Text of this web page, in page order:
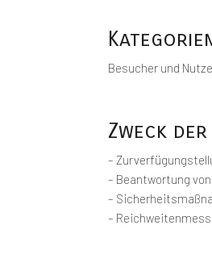
Besucher und
Zweck
–
– Beantwortung
–
–